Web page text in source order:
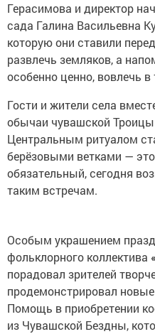
Герасимова и директор
сада Галина Васильевна
которую они ставили
развлечь земляков, а
особенно ценно, вовлечь
Гости и жители села
обычаи чувашской
Центральным ритуалом
берёзовыми ветками —
обязательный, сегодня
таким встречам.
Особым украшением
фольклорного коллектива
порадовал зрителей
продемонстрировал
Помощь в приобретении
из Чувашской Бездны,